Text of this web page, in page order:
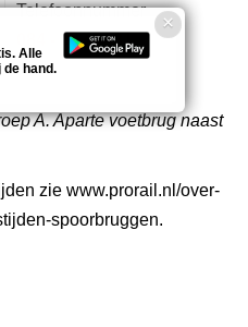
Telefoonnummer
084 - 083 2431
A. Aparte voetbrug naast
zie www.prorail.nl/over-
spoorbruggen.
Alle
de hand.